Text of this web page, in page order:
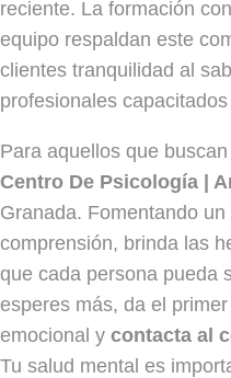
reciente. La formación
equipo respaldan este
clientes tranquilidad al
profesionales
Para aquellos que
Centro De Psicología |
Granada. Fomentando
comprensión, brinda las
que cada persona pueda
esperes más, da el
emocional y contacta al
Tu salud mental es